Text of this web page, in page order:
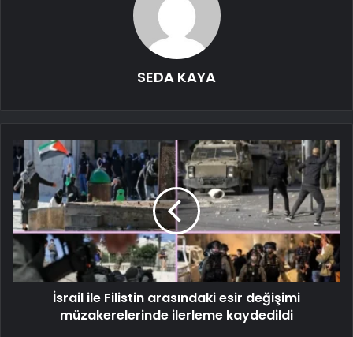
SEDA KAYA
İsrail ile Filistin arasındaki esir değişimi
müzakerelerinde ilerleme kaydedildi